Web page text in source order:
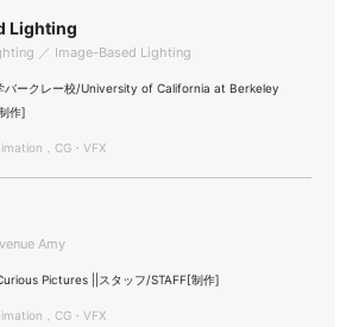
Lighting
／ Image-Based Lighting
バークレー校/University of California at Berkeley
作]
，CG・VFX
Amy
Pictures ||スタッフ/STAFF[制作]
，CG・VFX